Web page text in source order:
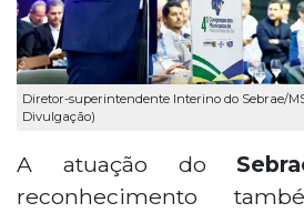
Diretor-superintendente Interino do Sebrae/
Divulgação)
A atuação do
reconhecimento